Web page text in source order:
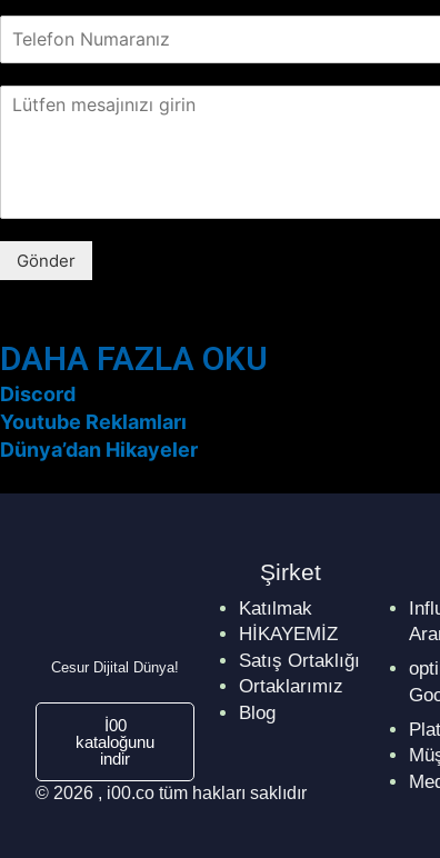
Gönder
DAHA FAZLA OKU
Discord
Youtube Reklamları
Dünya’dan Hikayeler
Cesur Dijital Dünya!
İ00
kataloğunu
indir
© 2026 , i00.co tüm hakları saklıdır
Şirket
Katılmak
HİKAYEMİZ
Satış Ortaklığı
Ortaklarımız
Blog